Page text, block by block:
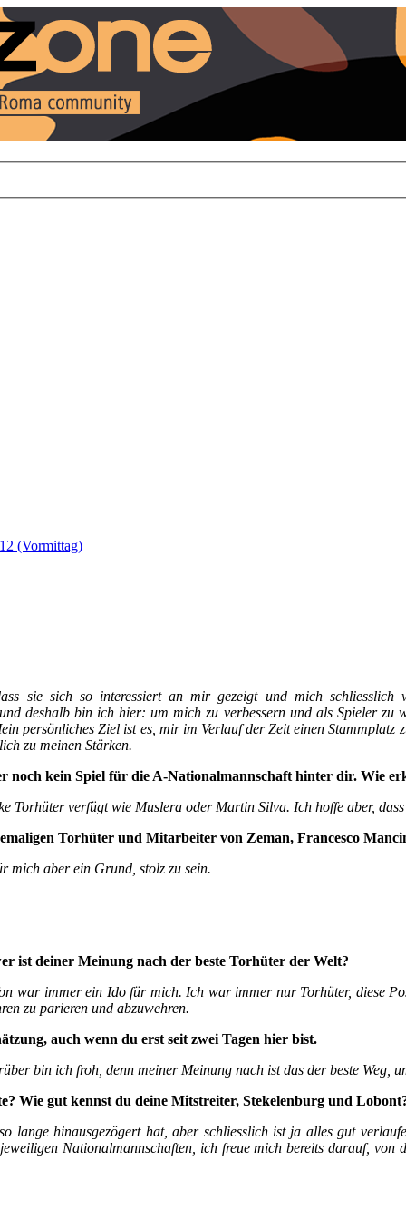
(Vormittag)
sie sich so interessiert an mir gezeigt und mich schliesslich
deshalb bin ich hier: um mich zu verbessern und als Spieler zu
persönliches Ziel ist es, mir im Verlauf der Zeit einen
zu meinen Stärken.
noch kein Spiel für die A-Nationalmannschaft hinter dir. Wie
Torhüter verfügt wie Muslera oder Martin Silva. Ich hoffe aber,
Torhüter und Mitarbeiter von Zeman, Francesco
mich aber ein Grund, stolz zu sein.
ist deiner Meinung nach der beste Torhüter der Welt?
immer ein Ido für mich. Ich war immer nur Torhüter, diese
zu parieren und abzuwehren.
auch wenn du erst seit zwei Tagen hier bist.
bin ich froh, denn meiner Meinung nach ist das der beste Weg,
Wie gut kennst du deine Mitstreiter, Stekelenburg und
lange hinausgezögert hat, aber schliesslich ist ja alles gut
Nationalmannschaften, ich freue mich bereits darauf,